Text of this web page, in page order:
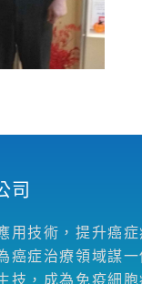
司
用技術，提升癌症
癌症治療領域謀一
技，成為免疫細胞